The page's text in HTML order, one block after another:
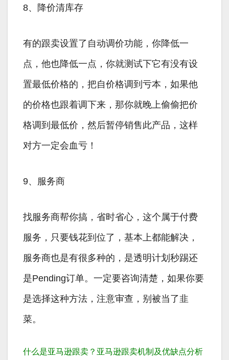
8、降价清库存
有的跟卖设置了自动调价功能，你降低一
点，他也降低一点，你就测试下它有没有设
置最低价格的，把自价格调到亏本，如果他
的价格也跟着调下来，那你就晚上偷偷把价
格调到最低价，然后暂停销售此产品，这样
对方一定会血亏！
9、服务商
找服务商帮你搞，省时省心，这个属于付费
服务，只要钱花到位了，基本上都能解决，
服务商也是有很多种的，是透明计划秒踢还
是Pending订单。一定要咨询清楚，如果你要
是选择这种方法，注意审查，别被当了韭
菜。
什么是亚马逊跟卖？亚马逊跟卖机制及优缺点分析